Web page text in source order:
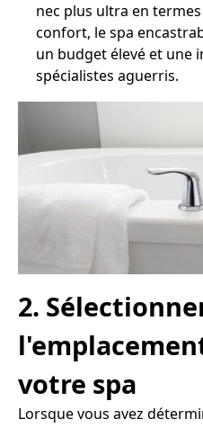
nec plus ultra en
confort, le spa
un budget élevé et une
spécialistes aguerris.
2.
votre spa
Lorsque vous avez